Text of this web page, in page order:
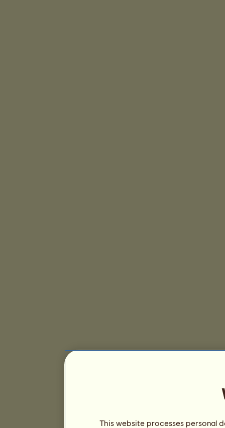
This website processes personal